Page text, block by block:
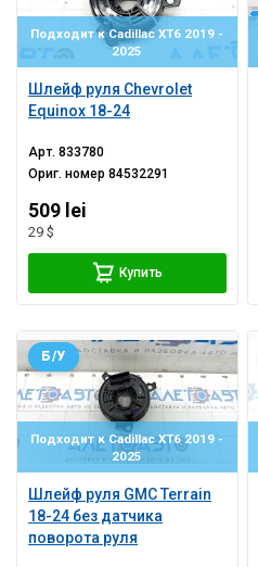
Подходит к Cadillac XT6 2019 -
2025
Шлейф руля Chevrolet
Equinox 18-24
Арт.833780
Ориг. номер84532291
509 lei
29 $
Купить
Подходит к Cadillac XT6 2019 -
2025
Шлейф руля GMC Terrain
18-24 без датчика
поворота руля
Б/У